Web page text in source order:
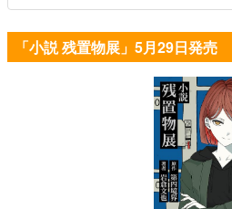
「小説 残置物展」5月29日発売